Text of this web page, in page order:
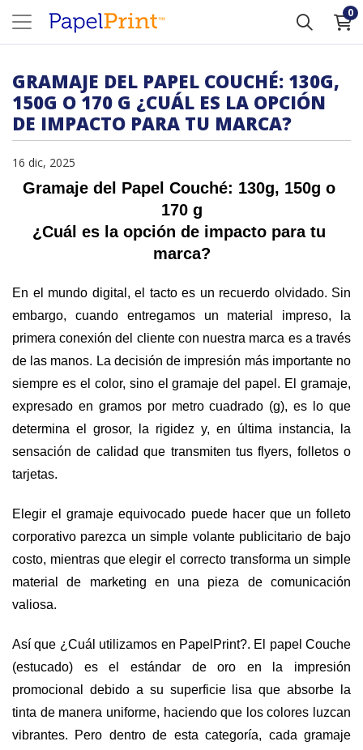
0
GRAMAJE DEL PAPEL COUCHÉ: 130G,
150G O 170 G ¿CUÁL ES LA OPCIÓN
DE IMPACTO PARA TU MARCA?
16 dic, 2025
Gramaje del Papel Couché: 130g, 150g o
170 g
¿Cuál es la opción de impacto para tu
marca?
En el mundo digital, el tacto es un recuerdo olvidado. Sin
embargo, cuando entregamos un material impreso, la
primera conexión del cliente con nuestra marca es a través
de las manos. La decisión de impresión más importante no
siempre es el color, sino el gramaje del papel. El gramaje,
expresado en gramos por metro cuadrado (g), es lo que
determina el grosor, la rigidez y, en última instancia, la
sensación de calidad que transmiten tus flyers, folletos o
tarjetas.
Elegir el gramaje equivocado puede hacer que un folleto
corporativo parezca un simple volante publicitario de bajo
costo, mientras que elegir el correcto transforma un simple
material de marketing en una pieza de comunicación
valiosa.
Así que ¿Cuál utilizamos en PapelPrint?. El papel Couche
(estucado) es el estándar de oro en la impresión
promocional debido a su superficie lisa que absorbe la
tinta de manera uniforme, haciendo que los colores luzcan
vibrantes. Pero dentro de esta categoría, cada gramaje